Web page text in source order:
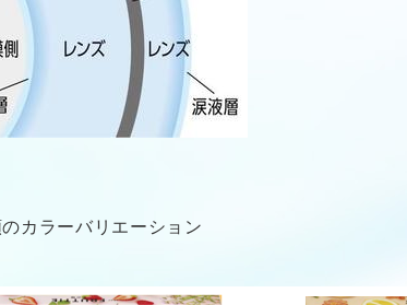
カラーバリエーション